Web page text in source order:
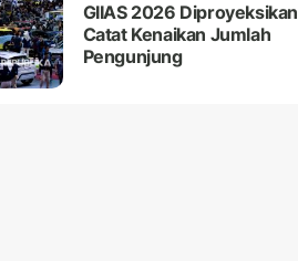
GIIAS 2026 Diproyeksikan
Catat Kenaikan Jumlah
Pengunjung